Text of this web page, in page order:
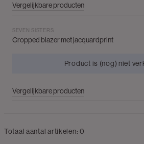
Vergelijkbare producten
SEVEN SISTERS
Cropped blazer met jacquardprint
Product is (nog) niet
Vergelijkbare producten
Totaal aantal artikelen:0